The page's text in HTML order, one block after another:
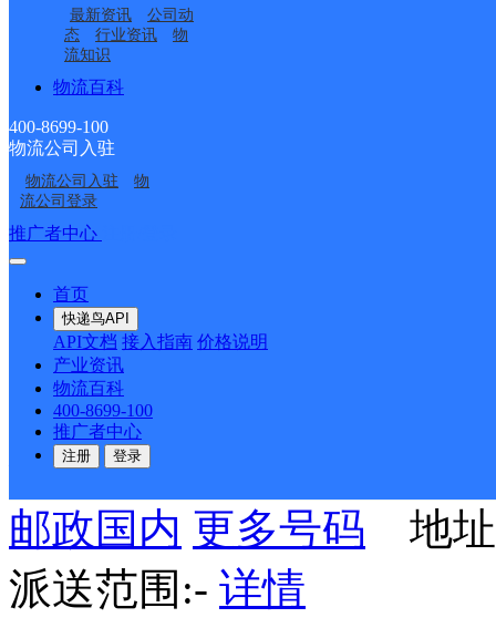
最新资讯
公司动
态
行业资讯
物
流知识
物流百科
400-8699-100
物流公司入驻
物流公司入驻
物
流公司登录
推广者中心
首页
快递鸟API
API文档 接入指南 价格说明
产业资讯
物流百科
400-8699-100
推广者中心
注册 登录
邮政国内 更多号码
派送范围:-
中国邮政集团有限公司
邮政国内
道与芜湖路交口电信大楼
派送范围:-
吴山邮政支局
邮政国内 更多号码 地址
派送范围:- 详情